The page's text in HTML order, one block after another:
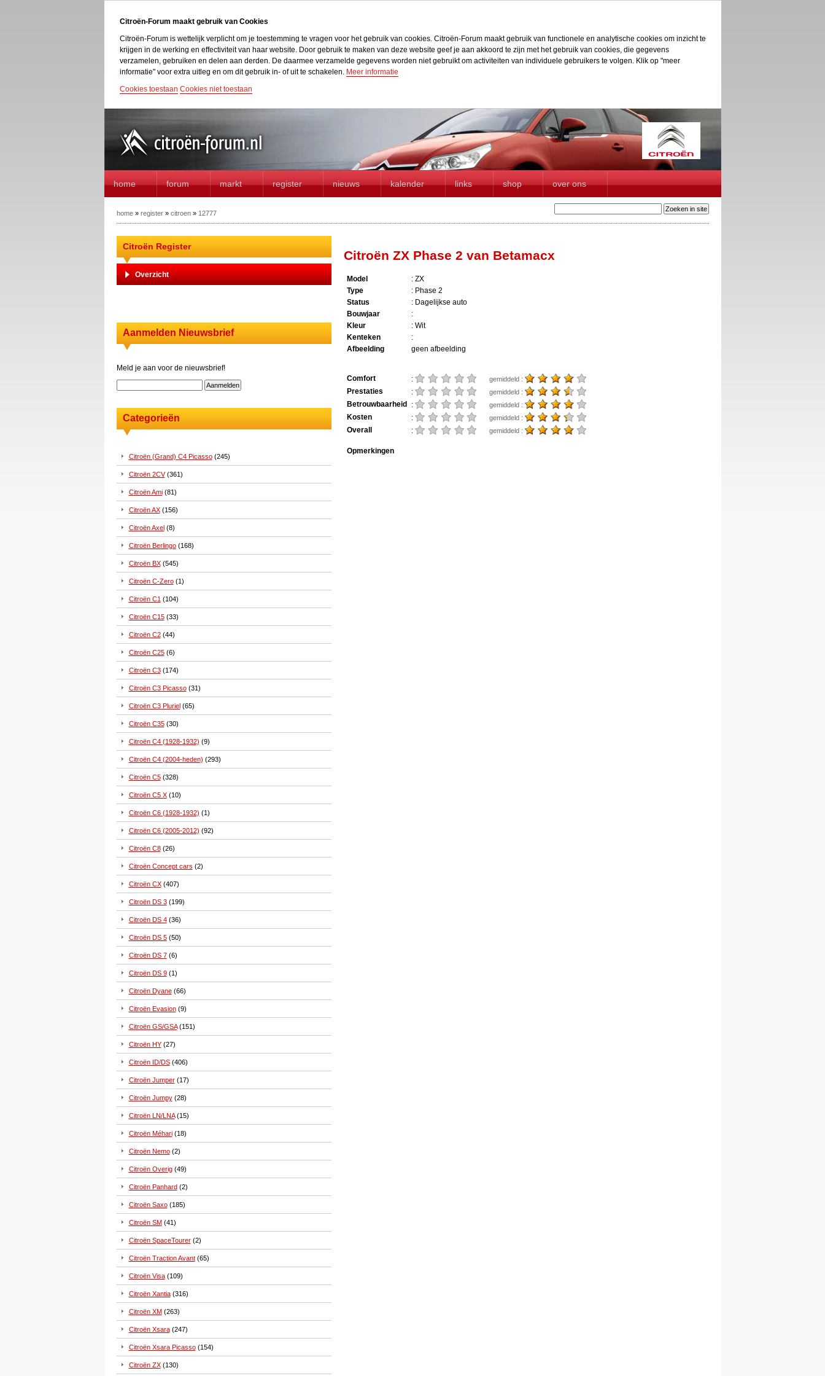
Citroën-Forum maakt gebruik van Cookies
Citroën-Forum is wettelijk verplicht om je toestemming te vragen voor het gebruik van cookies. Citroën-Forum maakt gebruik van functionele en analytische cookies om inzicht te
krijgen in de werking en effectiviteit van haar website. Door gebruik te maken van deze website geef je aan akkoord te zijn met het gebruik van cookies, die gegevens
verzamelen, gebruiken en delen aan derden. De daarmee verzamelde gegevens worden niet gebruikt om activiteiten van individuele gebruikers te volgen. Klik op "meer
informatie" voor extra uitleg en om dit gebruik in- of uit te schakelen. Meer informatie
Cookies toestaan Cookies niet toestaan
home forum markt register nieuws kalender links shop over ons
home» register» citroen» 12777
Citroën Register
Overzicht
Aanmelden Nieuwsbrief
Meld je aan voor de nieuwsbrief!
Categorieën
Citroën (Grand) C4 Picasso(245)
Citroën 2CV(361)
Citroën Ami(81)
Citroën AX(156)
Citroën Axel(8)
Citroën Berlingo(168)
Citroën BX(545)
Citroën C-Zero(1)
Citroën C1 (104)
Citroën C15(33)
Citroën C2(44)
Citroën C25(6)
Citroën C3(174)
Citroën C3 Picasso(31)
Citroën C3 Pluriel(65)
Citroën C35(30)
Citroën C4 (1928-1932) (9)
Citroën C4 (2004-heden) (293)
Citroën C5(328)
Citroën C5 X(10)
Citroën C6 (1928-1932) (1)
Citroën C6 (2005-2012) (92)
Citroën C8(26)
Citroën Concept cars (2)
Citroën CX(407)
Citroën DS 3(199)
Citroën DS 4(36)
Citroën DS 5(50)
Citroën DS 7(6)
Citroën DS 9(1)
Citroën Dyane(66)
Citroën Evasion(9)
Citroën GS/GSA(151)
Citroën HY(27)
Citroën ID/DS(406)
Citroën Jumper(17)
Citroën Jumpy(28)
Citroën LN/LNA(15)
Citroën Méhari(18)
Citroën Nemo(2)
Citroën Overig(49)
Citroën Panhard(2)
Citroën Saxo(185)
Citroën SM(41)
Citroën SpaceTourer(2)
Citroën Traction Avant(65)
Citroën Visa(109)
Citroën Xantia(316)
Citroën XM(263)
Citroën Xsara(247)
Citroën Xsara Picasso(154)
Citroën ZX(130)
Citroën ZX Phase 2 van Betamacx
Model
: ZX
Type
: Phase 2
Status
: Dagelijkse auto
Bouwjaar
:
Kleur
: Wit
Kenteken
:
Afbeelding
geen afbeelding
Comfort : gemiddeld :
Prestaties : gemiddeld :
Betrouwbaarheid : gemiddeld :
Kosten : gemiddeld :
Overall : gemiddeld :
Opmerkingen